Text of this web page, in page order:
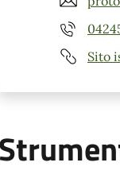
Sito